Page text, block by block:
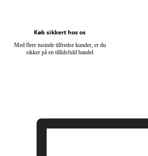
Køb sikkert hos os
Med flere tusinde tilfredse kunder, er du
sikker på en tillidsfuld handel